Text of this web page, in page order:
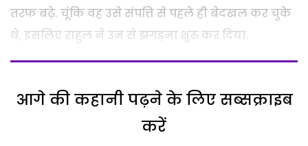
तरफ बढ़े. चूंकि वह उसे संपत्ति से पहले ही बेदखल कर चुके
थे, इसलिए राहुल ने उन से झगड़ना शुरू कर दिया.
आगे की कहानी पढ़ने के लिए सब्सक्राइब
करें